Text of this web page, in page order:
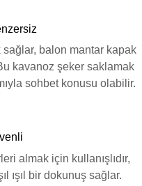
balon mantar kapak
kavanoz şeker saklamak
sohbet konusu olabilir.
almak için kullanışlıdır,
ışıl bir dokunuş sağlar.